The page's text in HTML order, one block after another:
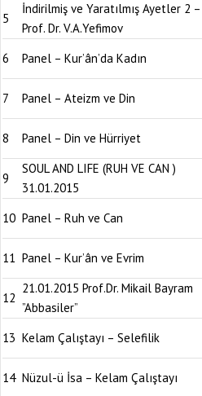
5
İndirilmiş ve Yaratılmış Ayetler 2 –
Prof. Dr. V.A.Yefimov
6
Panel – Kur’ân’da Kadın
7
Panel – Ateizm ve Din
8
Panel – Din ve Hürriyet
9
SOUL AND LIFE (RUH VE CAN )
31.01.2015
10 Panel – Ruh ve Can
11 Panel – Kur’ân ve Evrim
12
21.01.2015 Prof.Dr. Mikail Bayram
”Abbasiler”
13 Kelam Çalıştayı – Selefilik
14 Nüzul-ü İsa – Kelam Çalıştayı